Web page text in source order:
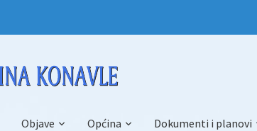
Objave Općina Dokumenti i planovi